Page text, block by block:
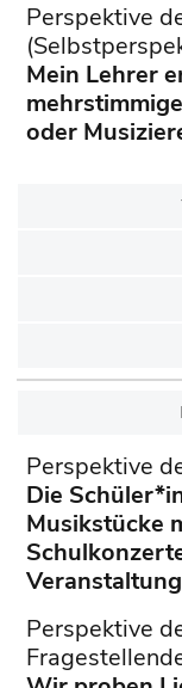
Perspektive
Mein Lehrer
oder
Perspektive
Die
Musikstücke
Perspektive